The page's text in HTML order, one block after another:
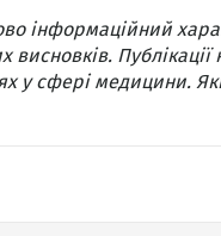
інформаційний
Публікації
у сфері медицини.